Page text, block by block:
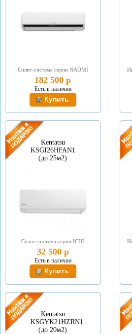
Сплит-система серии NAOMI
182 500 р
Есть в наличии
Kentatsu
KSGI26HFAN1
(до 25м2)
Сплит-система серии ICHI
32 500 р
Есть в наличии
Kentatsu
KSGYK21HZRN1
(до 20м2)